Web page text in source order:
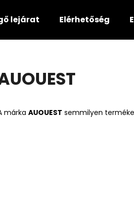
lejárat Elérhetőség
márka AUOUEST semmilyen